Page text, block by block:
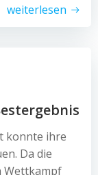
weiterlesen
konnte ihre
Da die
Wettkampf